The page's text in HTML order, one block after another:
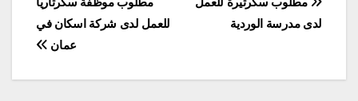
تصفّح
المقالات
للعمل لدى شركة اسكان في
عمان
لدى مدرسة الوردية